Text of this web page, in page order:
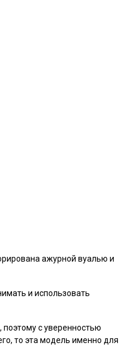
ажурной вуалью и
и использовать
с уверенностью
то эта модель именно для